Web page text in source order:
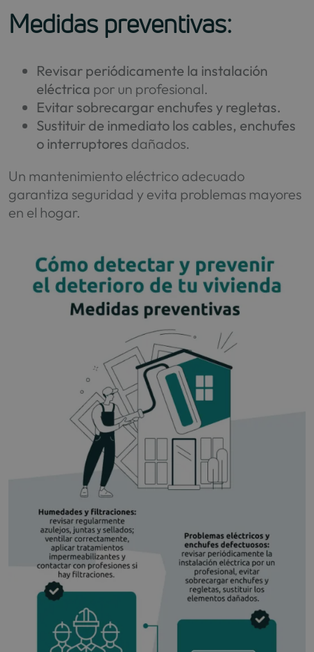
Medidas preventivas:
Revisar periódicamente la instalación
eléctrica por un profesional.
Evitar sobrecargar enchufes y regletas.
Sustituir de inmediato los cables, enchufes
o interruptores dañados.
Un mantenimiento eléctrico adecuado
garantiza seguridad y evita problemas mayores
en el hogar.